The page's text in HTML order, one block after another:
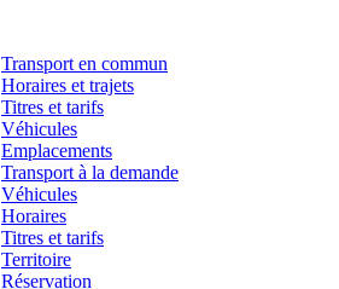
Transport en commun
Horaires et trajets
Titres et tarifs
Véhicules
Emplacements
Transport à la demande
Véhicules
Horaires
Titres et tarifs
Territoire
Réservation